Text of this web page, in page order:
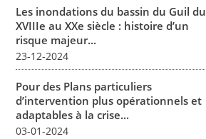
Les inondations du bassin du Guil du
XVIIIe au XXe siècle : histoire d’un
risque majeur...
23-12-2024
Pour des Plans particuliers
d’intervention plus opérationnels et
adaptables à la crise...
03-01-2024